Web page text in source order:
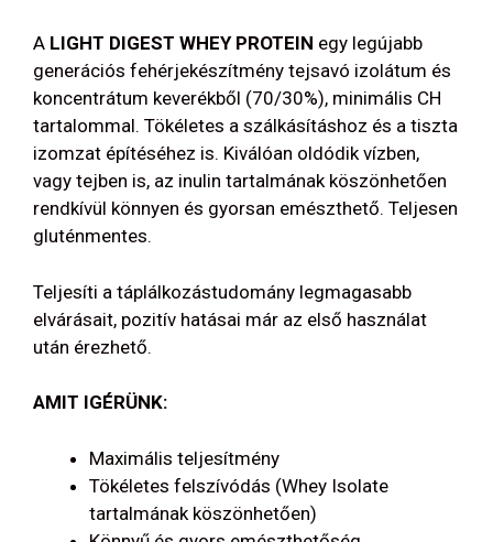
A LIGHT DIGEST WHEY PROTEIN egy legújabb
generációs fehérjekészítmény tejsavó izolátum és
koncentrátum keverékből (70/30%), minimális CH
tartalommal. Tökéletes a szálkásításhoz és a tiszta
izomzat építéséhez is. Kiválóan oldódik vízben,
vagy tejben is, az inulin tartalmának köszönhetően
rendkívül könnyen és gyorsan emészthető. Teljesen
gluténmentes.
Teljesíti a táplálkozástudomány legmagasabb
elvárásait, pozitív hatásai már az első használat
után érezhető.
AMIT IGÉRÜNK:
Maximális teljesítmény
Tökéletes felszívódás (Whey Isolate
tartalmának köszönhetően)